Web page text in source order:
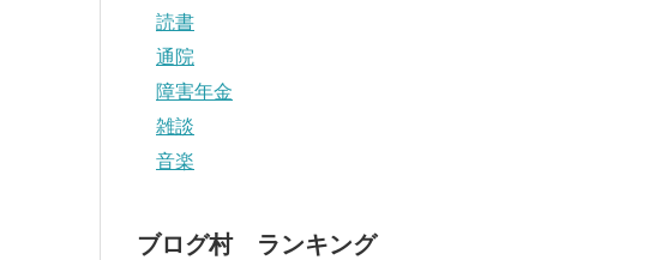
読書
通院
障害年金
雑談
音楽
ブログ村 ランキング